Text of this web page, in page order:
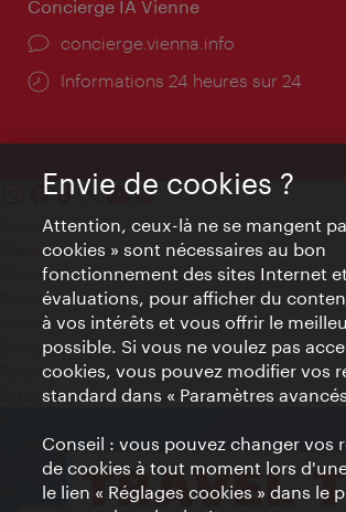
Concierge IA Vienne
Ort:
concierge.vienna.info
Öffnungszeiten:
Informations 24 heures sur 24
Contact
Mentions obligatoires
Charte sur le respect de la vie privée
Terms of Use
Accessibilité
Contact presse
Paramètres de cookies
© Copyright WienTourismus
Envie de cookies ?
Attention, ceux-là ne se mangent
cookies » sont nécessaires au bon
fonctionnement des sites Internet
évaluations, pour afficher du
à vos intérêts et vous offrir le
possible. Si vous ne voulez pas
cookies, vous pouvez modifier vos
standard dans « Paramètres
Conseil : vous pouvez changer vos
de cookies à tout moment lors
le lien « Réglages cookies » dans le